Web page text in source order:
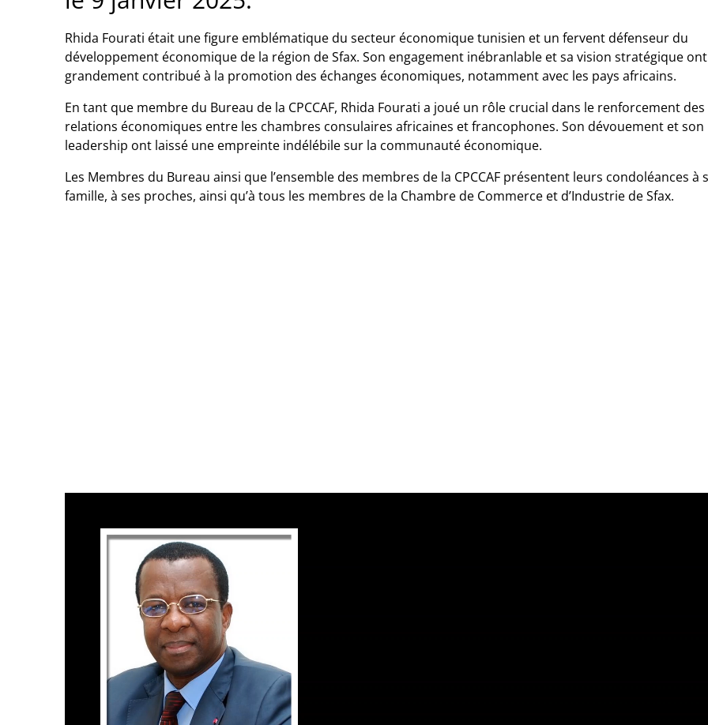
Rhida Fourati était une figure emblématique du secteur économique tunisien et un fervent défenseur du
développement économique de la région de Sfax. Son engagement inébranlable et sa vision stratégique ont
grandement contribué à la promotion des échanges économiques, notamment avec les pays africains.
En tant que membre du Bureau de la CPCCAF, Rhida Fourati a joué un rôle crucial dans le renforcement des
relations économiques entre les chambres consulaires africaines et francophones. Son dévouement et son
leadership ont laissé une empreinte indélébile sur la communauté économique.
Les Membres du Bureau ainsi que l’ensembledes membres de la CPCCAF présentent leurs condoléances à
famille, à ses proches, ainsi qu’à tous les membres de la Chambre de Commerce et d’Industrie de Sfax.